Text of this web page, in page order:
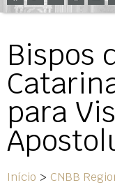
Bispos
para
Início > CNBB